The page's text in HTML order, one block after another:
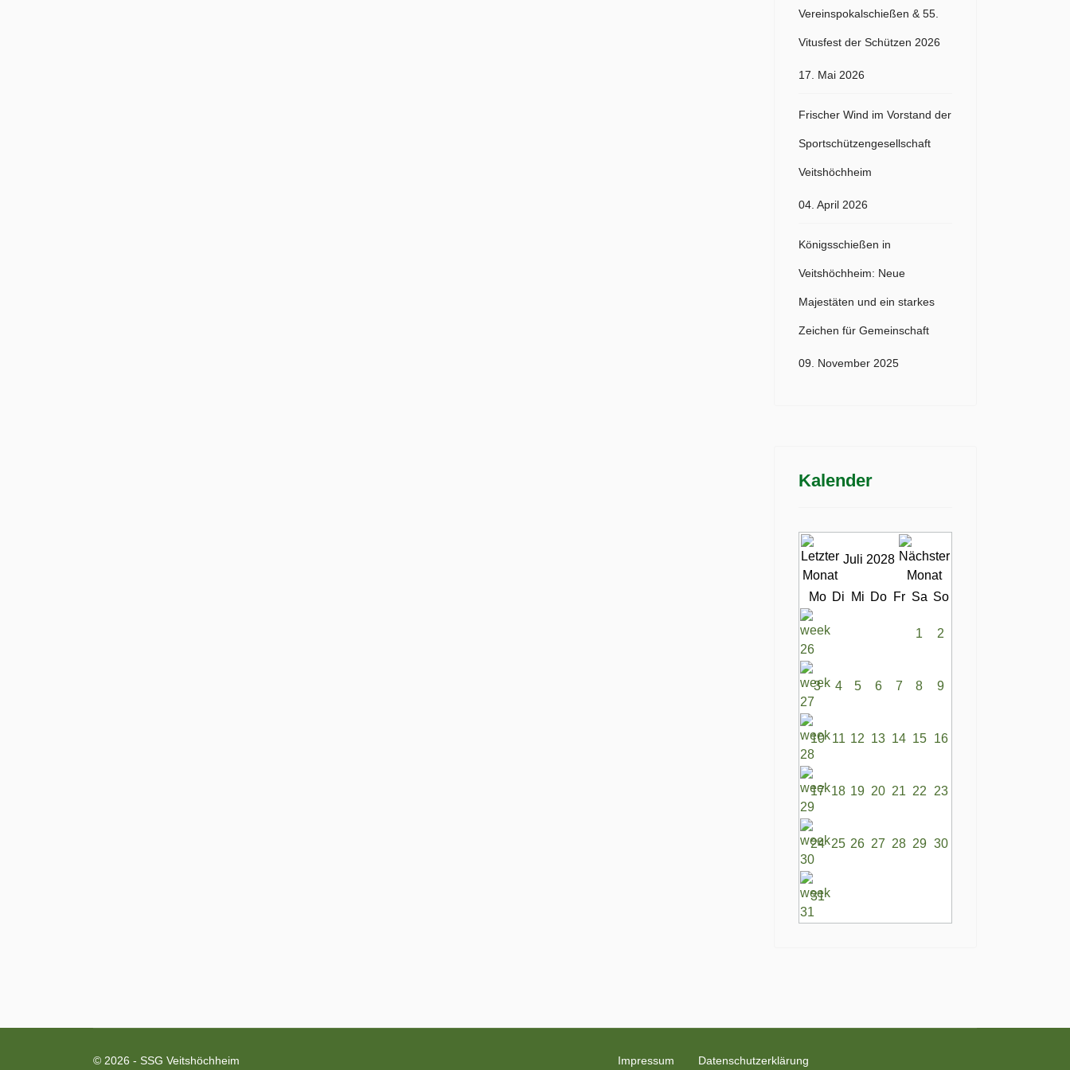
Vereinspokalschießen & 55.
Vitusfest der Schützen 2026
17. Mai 2026
Frischer Wind im Vorstand der
Sportschützengesellschaft
Veitshöchheim
04. April 2026
Königsschießen in
Veitshöchheim: Neue
Majestäten und ein starkes
Zeichen für Gemeinschaft
09. November 2025
Kalender
Juli 2028
Mo Di Mi Do Fr Sa So
1 2
3 4 5 6 7 8 9
10 11 12 13 14 15 16
17 18 19 20 21 22 23
24 25 26 27 28 29 30
31
© 2026 - SSG Veitshöchheim Impressum Datenschutzerklärung